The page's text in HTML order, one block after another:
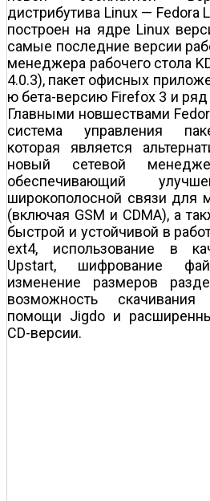
дистрибутива Linux — Fedora
построен на ядре Linux
самые последние версии
менеджера рабочего стола
4.0.3), пакет офисных
ю бета-версию Firefox 3 и
Главными новшествами
система управления
которая является
новый сетевой
обеспечивающий
широкополосной связи для
(включая GSM и CDMA), а
быстрой и устойчивой в
ext4, использование в
Upstart, шифрование
изменение размеров
возможность
помощи Jigdo и
CD-версии.